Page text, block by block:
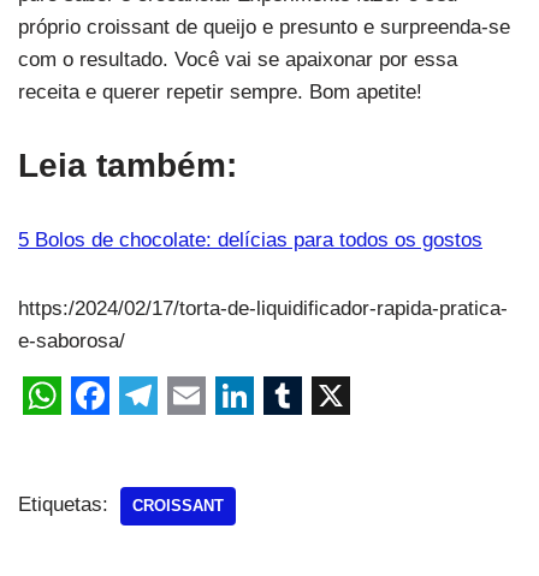
próprio croissant de queijo e presunto e surpreenda-se
com o resultado. Você vai se apaixonar por essa
receita e querer repetir sempre. Bom apetite!
Leia também:
5 Bolos de chocolate: delícias para todos os gostos
https:/2024/02/17/torta-de-liquidificador-rapida-pratica-
e-saborosa/
Etiquetas: CROISSANT